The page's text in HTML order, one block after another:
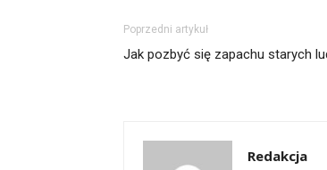
Poprzedni artykuł
Jak pozbyć się zapachu starych
Redakcja